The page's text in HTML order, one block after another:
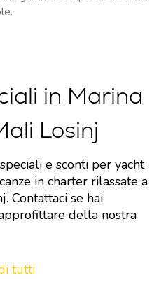
in Marina
Losinj
e sconti per yacht
in charter rilassate a
Contattaci se hai
della nostra
tutti